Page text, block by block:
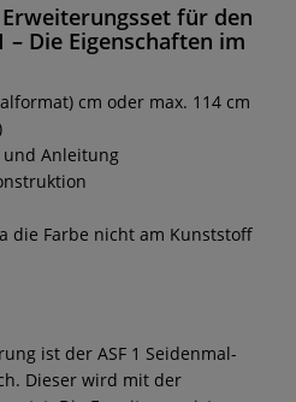
Erweiterungsset für den
– Die Eigenschaften im
cm oder max. 114 cm
und Anleitung
die Farbe nicht am Kunststoff
ist der ASF 1 Seidenmal-
Dieser wird mit der